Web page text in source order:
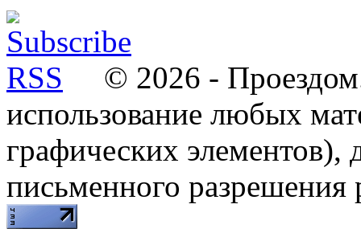
© 2026 -
использование любых
графических элементов),
письменного разрешения